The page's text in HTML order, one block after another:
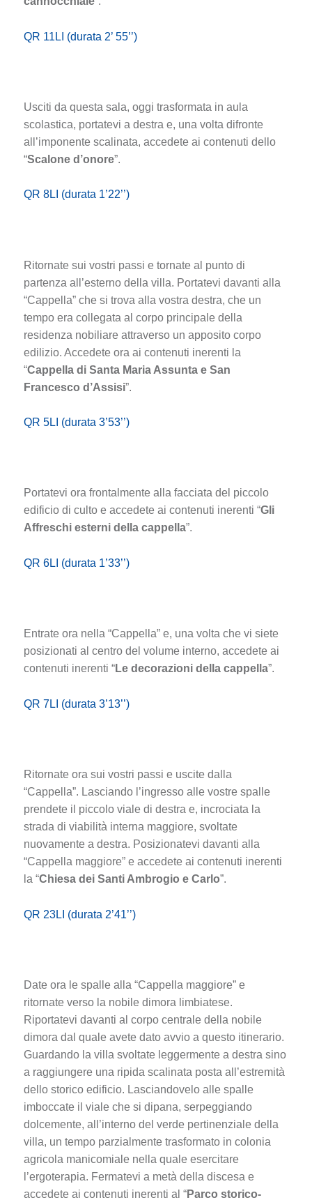
QR 11LI (durata 2’ 55’’)
Usciti da questa sala, oggi trasformata in aula
scolastica, portatevi a destra e, una volta difronte
all’imponente scalinata, accedete ai contenuti dello
“Scalone d’onore”.
QR 8LI (durata 1’22’’)
Ritornate sui vostri passi e tornate al punto di
partenza all’esterno della villa. Portatevi davanti alla
“Cappella” che si trova alla vostra destra, che un
tempo era collegata al corpo principale della
residenza nobiliare attraverso un apposito corpo
edilizio. Accedete ora ai contenuti inerenti la
“Cappella di Santa Maria Assunta e San
Francesco d’Assisi”.
QR 5LI (durata 3’53’’)
Portatevi ora frontalmente alla facciata del piccolo
edificio di culto e accedete ai contenuti inerenti “Gli
Affreschi esterni della cappella”.
QR 6LI (durata 1’33’’)
Entrate ora nella “Cappella” e, una volta che vi siete
posizionati al centro del volume interno, accedete ai
contenuti inerenti “Le decorazioni della cappella”.
QR 7LI (durata 3’13’’)
Ritornate ora sui vostri passi e uscite dalla
“Cappella”. Lasciando l’ingresso alle vostre spalle
prendete il piccolo viale di destra e, incrociata la
strada di viabilità interna maggiore, svoltate
nuovamente a destra. Posizionatevi davanti alla
“Cappella maggiore” e accedete ai contenuti inerenti
la “Chiesa dei Santi Ambrogio e Carlo”.
QR 23LI (durata 2’41’’)
Date ora le spalle alla “Cappella maggiore” e
ritornate verso la nobile dimora limbiatese.
Riportatevi davanti al corpo centrale della nobile
dimora dal quale avete dato avvio a questo itinerario.
Guardando la villa svoltate leggermente a destra sino
a raggiungere una ripida scalinata posta all’estremità
dello storico edificio. Lasciandovelo alle spalle
imboccate il viale che si dipana, serpeggiando
dolcemente, all’interno del verde pertinenziale della
villa, un tempo parzialmente trasformato in colonia
agricola manicomiale nella quale esercitare
l’ergoterapia. Fermatevi a metà della discesa e
accedete ai contenuti inerenti al “Parco storico-